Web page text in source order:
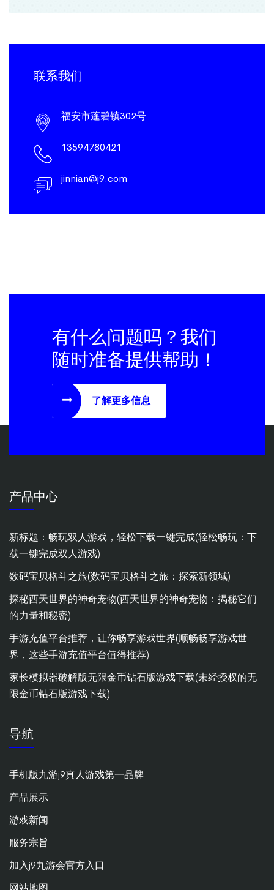
联系我们
福安市蓬碧镇302号
13594780421
jinnian@j9.com
有什么问题吗？我们
随时准备提供帮助！
了解更多信息
产品中心
新标题：畅玩双人游戏，轻松下载一键完成(轻松畅玩：下
载一键完成双人游戏)
数码宝贝格斗之旅(数码宝贝格斗之旅：探索新领域)
探秘西天世界的神奇宠物(西天世界的神奇宠物：揭秘它们
的力量和秘密)
手游充值平台推荐，让你畅享游戏世界(顺畅畅享游戏世
界，这些手游充值平台值得推荐)
家长模拟器破解版无限金币钻石版游戏下载(未经授权的无
限金币钻石版游戏下载)
导航
手机版九游j9真人游戏第一品牌
产品展示
游戏新闻
服务宗旨
加入j9九游会官方入口